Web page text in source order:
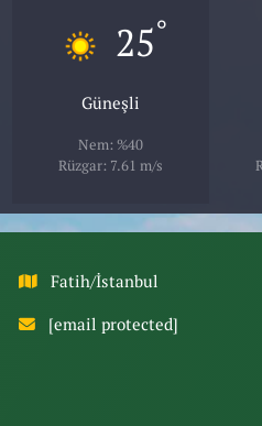
25°
Güneşli
Nem: %40
Rüzgar: 7.61 m/s
Fatih/İstanbul
[email protected]